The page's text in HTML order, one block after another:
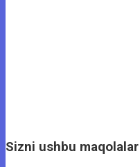
Sizni ushbu